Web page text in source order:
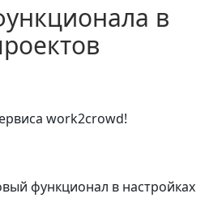
в
work2crowd!
функционал в настройках